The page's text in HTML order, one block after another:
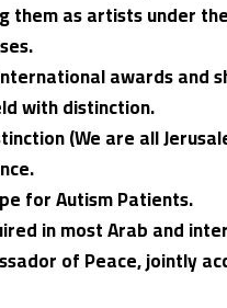
them as artists under
awards and
with distinction.
(We are all
for Autism Patients.
in most Arab and
of Peace, jointly